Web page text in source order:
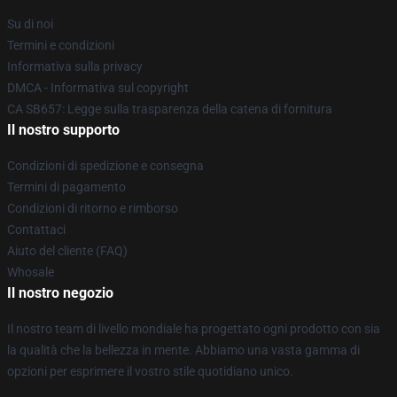
Su di noi
Termini e condizioni
Informativa sulla privacy
DMCA - Informativa sul copyright
CA SB657: Legge sulla trasparenza della catena di fornitura
Il nostro supporto
Condizioni di spedizione e consegna
Termini di pagamento
Condizioni di ritorno e rimborso
Contattaci
Aiuto del cliente (FAQ)
Whosale
Il nostro negozio
Il nostro team di livello mondiale ha progettato ogni prodotto con sia
la qualità che la bellezza in mente. Abbiamo una vasta gamma di
opzioni per esprimere il vostro stile quotidiano unico.